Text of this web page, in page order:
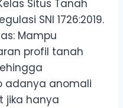
Situs Tanah
SNI 1726:2019.
Mampu
profil tanah
adanya anomali
jika hanya